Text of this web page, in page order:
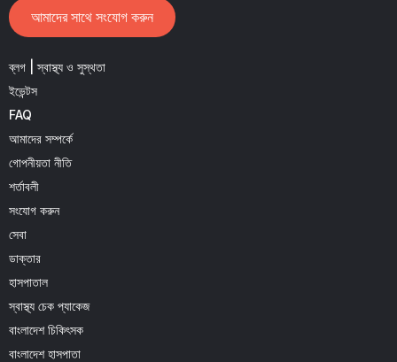
আমাদের সাথে সংযোগ করুন
ব্লগ | স্বাস্থ্য ও সুস্থতা
ইভেন্টস
FAQ
আমাদের সম্পর্কে
গোপনীয়তা নীতি
শর্তাবলী
সংযোগ করুন
সেবা
ডাক্তার
হাসপাতাল
স্বাস্থ্য চেক প্যাকেজ
বাংলাদেশ চিকিৎসক
বাংলাদেশ হাসপাতা